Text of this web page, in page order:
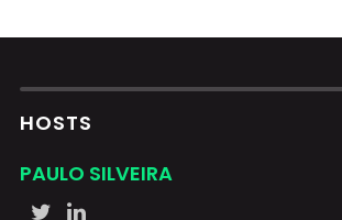
HOSTS
PAULO SILVEIRA